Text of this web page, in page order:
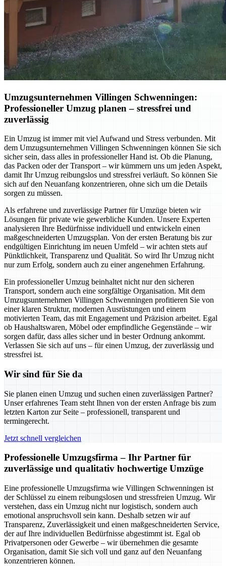
Umzugsunternehmen Villingen Schwenningen:
Professioneller Umzug planen – stressfrei und
zuverlässig
Ein Umzug ist immer mit viel Aufwand und Stress verbunden. Mit
dem Umzugsunternehmen Villingen Schwenningen können Sie sich
sicher sein, dass alles in professioneller Hand ist. Ob die Planung,
das Packen oder der Transport – wir kümmern uns um jeden Aspekt,
damit Ihr Umzug reibungslos und stressfrei verläuft. So können Sie
sich auf den Neuanfang konzentrieren, ohne sich um die Details
sorgen zu müssen.
Als erfahrene und zuverlässige Partner für Umzüge bieten wir
Lösungen für private wie gewerbliche Kunden. Unsere Experten
analysieren Ihre Bedürfnisse individuell und entwickeln einen
maßgeschneiderten Umzugsplan. Von der ersten Beratung bis zur
endgültigen Einrichtung im neuen Umfeld – wir achten stets auf
Pünktlichkeit, Transparenz und Qualität. So wird Ihr Umzug nicht
nur zum Erfolg, sondern auch zu einer angenehmen Erfahrung.
Ein professioneller Umzug beinhaltet nicht nur den sicheren
Transport, sondern auch eine sorgfältige Organisation. Mit dem
Umzugsunternehmen Villingen Schwenningen profitieren Sie von
einer klaren Struktur, modernen Ausrüstungen und einem
motivierten Team, das mit Engagement und Präzision arbeitet. Egal
ob Haushaltswaren, Möbel oder empfindliche Gegenstände – wir
sorgen dafür, dass alles sicher und in bester Ordnung ankommt.
Verlassen Sie sich auf uns – für einen Umzug, der zuverlässig und
stressfrei ist.
Wir sind für Sie da
Sie planen einen Umzug und suchen einen zuverlässigen Partner?
Unser erfahrenes Team steht Ihnen von der ersten Anfrage bis zum
letzten Karton zur Seite – professionell, transparent und
termingerecht.
Jetzt schnell vergleichen
Professionelle Umzugsfirma – Ihr Partner für
zuverlässige und qualitativ hochwertige Umzüge
Eine professionelle Umzugsfirma wie Villingen Schwenningen ist
der Schlüssel zu einem reibungslosen und stressfreien Umzug. Wir
verstehen, dass ein Umzug nicht nur logistisch, sondern auch
emotional anspruchsvoll sein kann. Deshalb setzen wir auf
Transparenz, Zuverlässigkeit und einen maßgeschneiderten Service,
der auf Ihre individuellen Bedürfnisse abgestimmt ist. Egal ob
Privatpersonen oder Gewerbe – wir übernehmen die gesamte
Organisation, damit Sie sich voll und ganz auf den Neuanfang
konzentrieren können.